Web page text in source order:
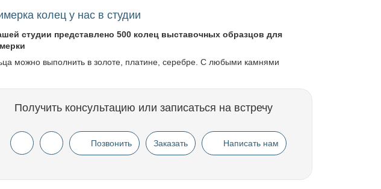
колец у нас в студии
студии представлено 500 колец выставочных образцов для
можно выполнить в золоте, платине, серебре. С любыми камнями
Получить консультацию или записаться на встречу
Позвонить Заказать Написать нам